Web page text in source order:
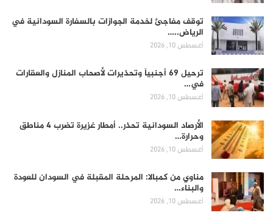
توقف مفاجئ لخدمة الجوازات بالسفارة السودانية في
الرياض..…
أغسطس 10, 2026
ترحيل 69 أجنبياً وتحذيرات لأصحاب المنازل والعقارات
في…
أغسطس 10, 2026
الأرصاد السودانية تحذر.. أمطار غزيرة تضرب 4 مناطق
وحرارة…
أغسطس 10, 2026
مناوي من كمبالا: المرحلة المقبلة في السودان للعودة
والبناء…
أغسطس 10, 2026